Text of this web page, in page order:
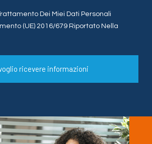
Dei Miei Dati Personali
(UE) 2016/679 Riportato Nella
ricevere informazioni